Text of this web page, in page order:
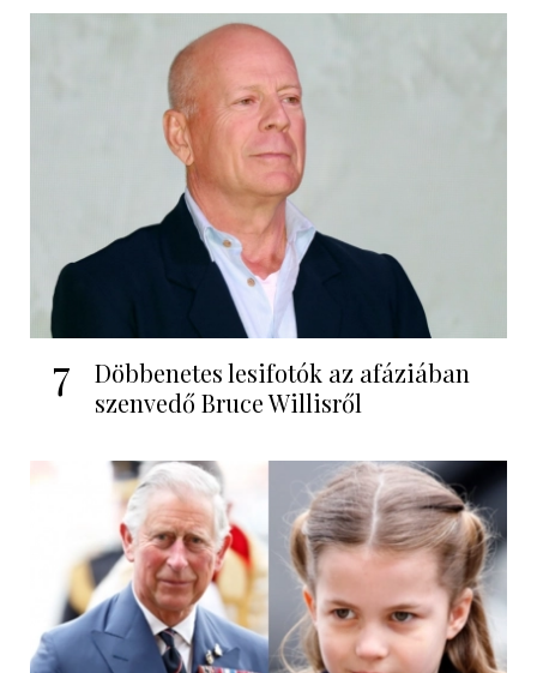
7
Döbbenetes lesifotók az afáziában
szenvedő Bruce Willisről